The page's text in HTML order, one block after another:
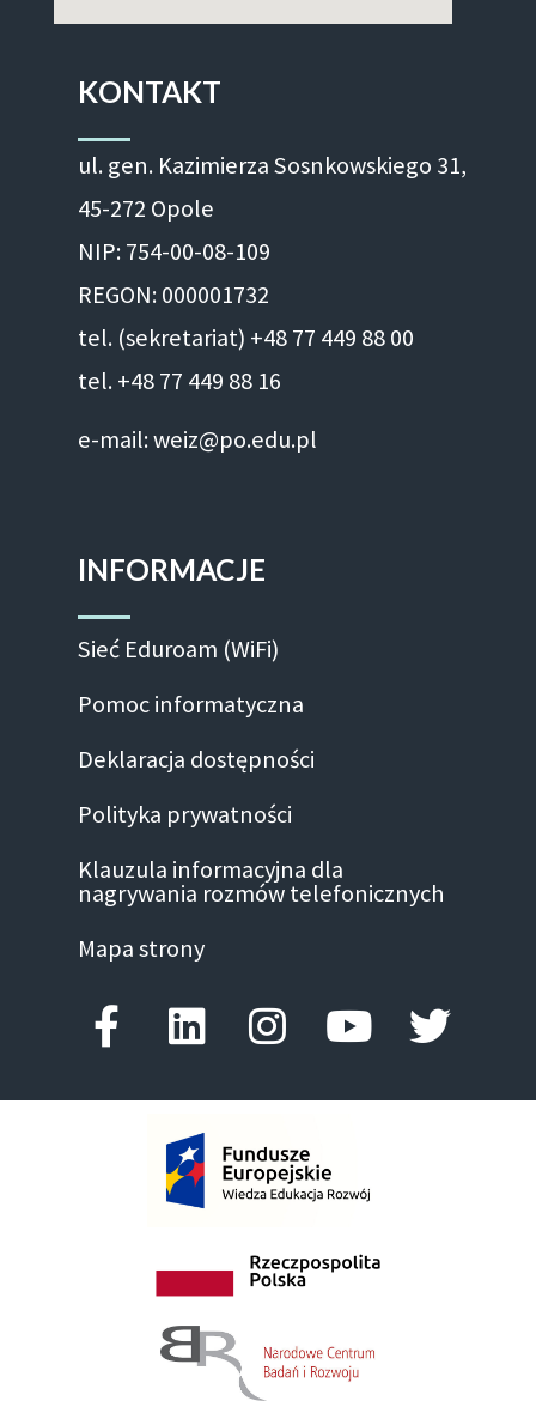
KONTAKT
ul. gen. Kazimierza Sosnkowskiego 31,
45-272 Opole
NIP: 754-00-08-109
REGON: 000001732
tel. (sekretariat) +48 77 449 88 00
tel. +48 77 449 88 16
e-mail: weiz@po.edu.pl
INFORMACJE
Sieć Eduroam (WiFi)
Pomoc informatyczna
Deklaracja dostępności
Polityka prywatności
Klauzula informacyjna dla
nagrywania rozmów telefonicznych
Mapa strony
Facebook-f
LinkedinInstagram
Youtube